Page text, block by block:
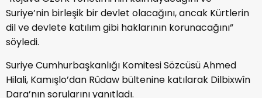
Suriye’nin birleşik bir devlet olacağını, ancak Kürtlerin
dil ve devlete katılım gibi haklarının korunacağını”
söyledi.
Suriye Cumhurbaşkanlığı Komitesi Sözcüsü Ahmed
Hilali, Kamışlo’dan Rûdaw bültenine katılarak Dilbixwîn
Dara’nın sorularını yanıtladı.